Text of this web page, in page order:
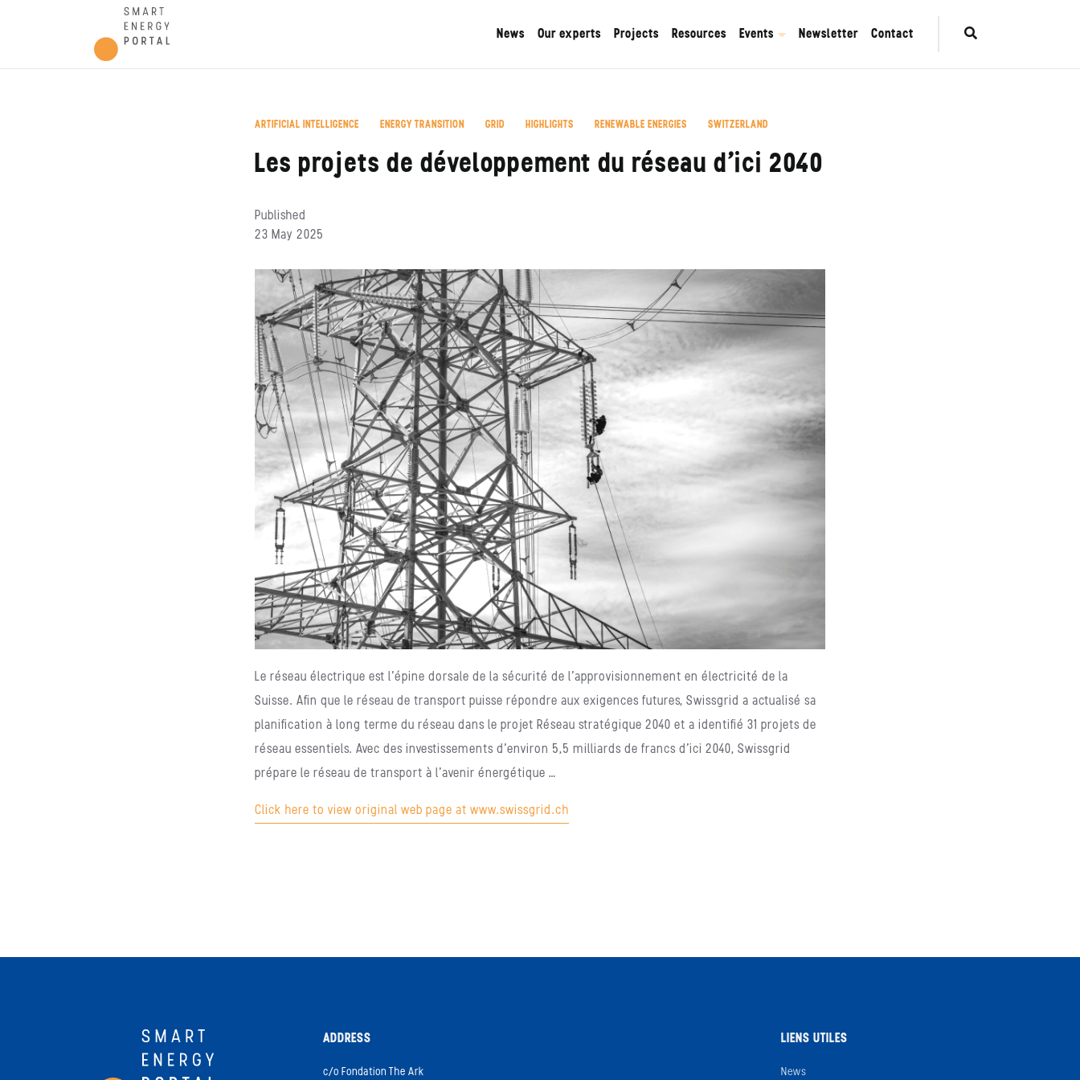
News Our experts Projects Resources Events Newsletter Contact
ARTIFICIAL INTELLIGENCE ENERGY TRANSITION GRID HIGHLIGHTS RENEWABLE ENERGIES SWITZERLAND
Les projets de développement du réseau d’ici 2040
Published
23 May 2025
Le réseau électrique est l’épine dorsale de la sécurité de l’approvisionnement en électricité de la
Suisse. Afin que le réseau de transport puisse répondre aux exigences futures, Swissgrid a actualisé sa
planification à long terme du réseau dans le projet Réseau stratégique 2040 et a identifié 31 projets de
réseau essentiels. Avec des investissements d’environ 5,5 milliards de francs d’ici 2040, Swissgrid
prépare le réseau de transport à l’avenir énergétique …
Click here to view original web page at www.swissgrid.ch
ADDRESS
c/o Fondation The Ark
LIENS UTILES
News